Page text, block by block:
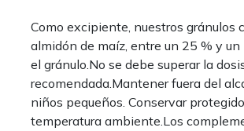
Como excipiente, nuestros gránulos
almidón de maíz, entre un 25 % y un
el gránulo.No se debe superar la
recomendada.Mantener fuera del
niños pequeños. Conservar
temperatura ambiente.Los